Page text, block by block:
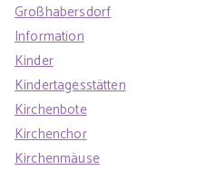
Großhabersdorf
Information
Kinder
Kindertagesstätten
Kirchenbote
Kirchenchor
Kirchenmäuse